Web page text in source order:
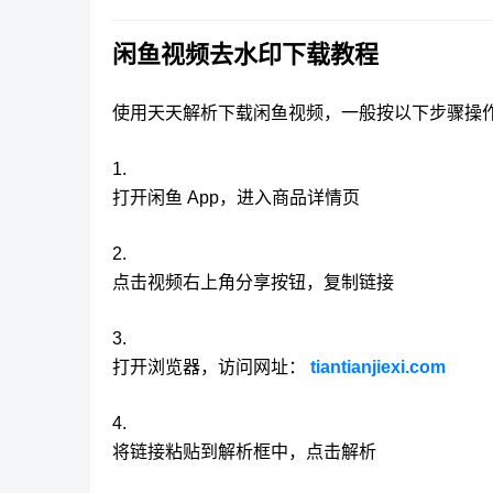
闲鱼视频去水印下载教程
使用天天解析下载闲鱼视频，一般按以下步骤操
打开闲鱼 App，进入商品详情页
点击视频右上角分享按钮，复制链接
打开浏览器，访问网址： tiantianjiexi.com
将链接粘贴到解析框中，点击解析